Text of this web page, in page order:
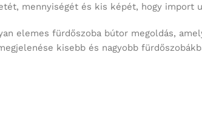
mennyiségét és kis képét, hogy import
elemes fürdőszoba bútor megoldás,
kisebb és nagyobb